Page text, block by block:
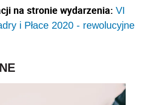
na stronie wydarzenia: VI
i Płace 2020 - rewolucyjne